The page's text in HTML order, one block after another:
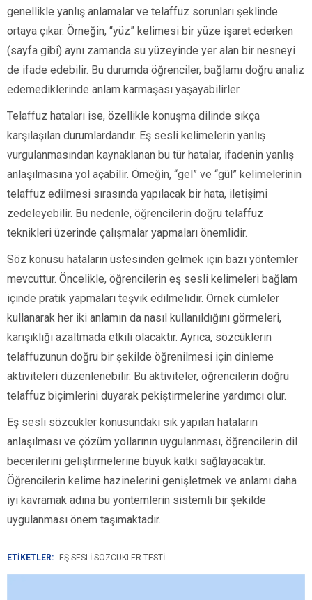
genellikle yanlış anlamalar ve telaffuz sorunları şeklinde
ortaya çıkar. Örneğin, “yüz” kelimesi bir yüze işaret ederken
(sayfa gibi) aynı zamanda su yüzeyinde yer alan bir nesneyi
de ifade edebilir. Bu durumda öğrenciler, bağlamı doğru analiz
edemediklerinde anlam karmaşası yaşayabilirler.
Telaffuz hataları ise, özellikle konuşma dilinde sıkça
karşılaşılan durumlardandır. Eş sesli kelimelerin yanlış
vurgulanmasından kaynaklanan bu tür hatalar, ifadenin yanlış
anlaşılmasına yol açabilir. Örneğin, “gel” ve “gül” kelimelerinin
telaffuz edilmesi sırasında yapılacak bir hata, iletişimi
zedeleyebilir. Bu nedenle, öğrencilerin doğru telaffuz
teknikleri üzerinde çalışmalar yapmaları önemlidir.
Söz konusu hataların üstesinden gelmek için bazı yöntemler
mevcuttur. Öncelikle, öğrencilerin eş sesli kelimeleri bağlam
içinde pratik yapmaları teşvik edilmelidir. Örnek cümleler
kullanarak her iki anlamın da nasıl kullanıldığını görmeleri,
karışıklığı azaltmada etkili olacaktır. Ayrıca, sözcüklerin
telaffuzunun doğru bir şekilde öğrenilmesi için dinleme
aktiviteleri düzenlenebilir. Bu aktiviteler, öğrencilerin doğru
telaffuz biçimlerini duyarak pekiştirmelerine yardımcı olur.
Eş sesli sözcükler konusundaki sık yapılan hataların
anlaşılması ve çözüm yollarının uygulanması, öğrencilerin dil
becerilerini geliştirmelerine büyük katkı sağlayacaktır.
Öğrencilerin kelime hazinelerini genişletmek ve anlamı daha
iyi kavramak adına bu yöntemlerin sistemli bir şekilde
uygulanması önem taşımaktadır.
ETİKETLER: EŞ SESLI SÖZCÜKLER TESTI